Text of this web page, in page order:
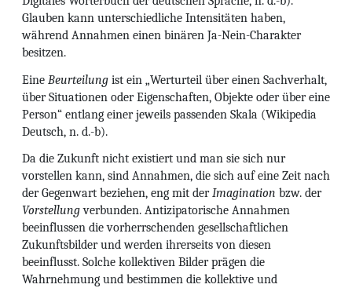
Glauben kann unterschiedliche Intensitäten haben,
während Annahmen einen binären Ja-Nein-Charakter
besitzen.
Eine Beurteilung ist ein „Werturteil über einen Sachverhalt,
über Situationen oder Eigenschaften, Objekte oder über eine
Person“ entlang einer jeweils passenden Skala (Wikipedia
Deutsch, n. d.-b).
Da die Zukunft nicht existiert und man sie sich nur
vorstellen kann, sind Annahmen, die sich auf eine Zeit nach
der Gegenwart beziehen, eng mit derImagination bzw. der
Vorstellungverbunden. Antizipatorische Annahmen
beeinflussen die vorherrschenden gesellschaftlichen
Zukunftsbilder und werden ihrerseits von diesen
beeinflusst. Solche kollektiven Bilder prägen die
Wahrnehmung und bestimmen die kollektive und